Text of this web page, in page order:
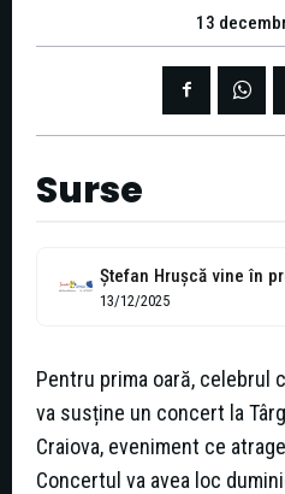
13
Surse
13/12/2025
Pentru prima oară, celebrul
va susține un concert la
Craiova, eveniment ce
Concertul va avea loc